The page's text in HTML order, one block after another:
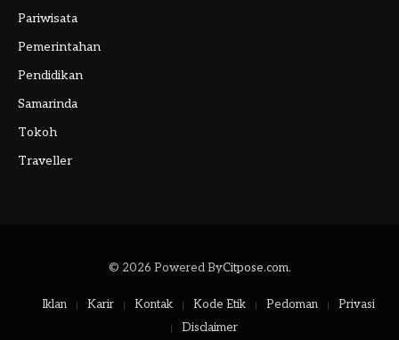
Pariwisata
Pemerintahan
Pendidikan
Samarinda
Tokoh
Traveller
© 2026 Powered ByCitpose.com.
Iklan Karir Kontak Kode Etik Pedoman
Privasi
Disclaimer